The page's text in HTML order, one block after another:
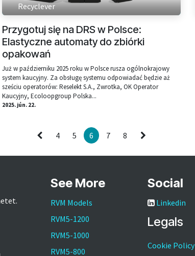
Recyclever
Przygotuj się na DRS w Polsce:
Elastyczne automaty do zbiórki
opakowań
Już w październiku 2025 roku w Polsce rusza ogólnokrajowy
system kaucyjny. Za obsługę systemu odpowiadać będzie aż
sześciu operatorów: Reselekt S.A., Zwrotka, OK Operator
Kaucyjny, Ecoloopgroup Polska...
2025. jún. 22.
4 5 6 7 8
See More
RVM Models
RVM5-1200
RVM5-1000
RVM5-800
Social
Linkedin
Legals
Cookie Policy